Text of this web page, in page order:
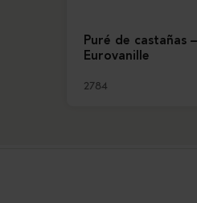
Puré de castañas
Eurovanille
2784